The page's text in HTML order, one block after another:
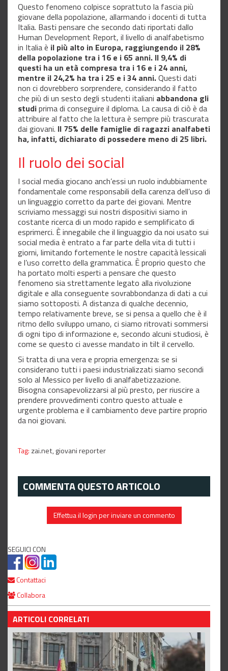
Questo fenomeno colpisce soprattuto la fascia più
giovane della popolazione, allarmando i docenti di tutta
Italia. Basti pensare che secondo dati riportati dallo
Human Development Report, il livello di analfabetismo
in Italia è il più alto in Europa, raggiungendo il 28%
della popolazione tra i 16 e i 65 anni. Il 9,4% di
questi ha un età compresa tra i 16 e i 24 anni,
mentre il 24,2% ha tra i 25 e i 34 anni.Questi dati
non ci dovrebbero sorprendere, considerando il fatto
che più di un sesto degli studenti italiani abbandona gli
studiprima di conseguire il diploma. La causa di ciò è da
attribuire al fatto che la lettura è sempre più trascurata
dai giovani. Il 75% delle famiglie di ragazzi analfabeti
ha, infatti, dichiarato di possedere meno di 25 libri.
Il ruolo dei social
I social media giocano anch’essi un ruolo indubbiamente
fondamentale come responsabili della carenza dell’uso di
un linguaggio corretto da parte dei giovani. Mentre
scriviamo messaggi sui nostri dispositivi siamo in
costante ricerca di un modo rapido e semplificato di
esprimerci. È innegabile che il linguaggio da noi usato sui
social media è entrato a far parte della vita di tutti i
giorni, limitando fortemente le nostre capacità lessicali
e l’uso corretto della grammatica. È proprio questo che
ha portato molti esperti a pensare che questo
fenomeno sia strettamente legato alla rivoluzione
digitale e alla conseguente sovrabbondanza di dati a cui
siamo sottoposti. A distanza di qualche decennio,
tempo relativamente breve, se si pensa a quello che è il
ritmo dello sviluppo umano, ci siamo ritrovati sommersi
di ogni tipo di informazione e, secondo alcuni studiosi, è
come se questo ci avesse mandato in tilt il cervello.
Si tratta di una vera e propria emergenza: se si
considerano tutti i paesi industrializzati siamo secondi
solo al Messico per livello di analfabetizzazione.
Bisogna consapevolizzarsi al più presto, per riuscire a
prendere provvedimenti contro questo attuale e
urgente problema e il cambiamento deve partire proprio
da noi giovani.
Tag: zai.net,giovani reporter
COMMENTA QUESTO ARTICOLO
Effettua il login per inviare un commento
SEGUICI CON
Contattaci
Collabora
ARTICOLI CORRELATI